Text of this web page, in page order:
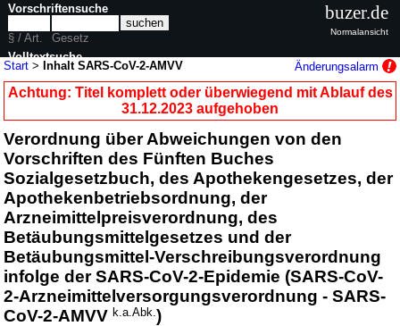
Start >Inhalt SARS-CoV-2-AMVV Änderungsalarm
Achtung: Titel komplett oder überwiegend mit Ablauf des
31.12.2023 aufgehoben
Verordnung über Abweichungen von den
Vorschriften des Fünften Buches
Sozialgesetzbuch, des Apothekengesetzes, der
Apothekenbetriebsordnung, der
Arzneimittelpreisverordnung, des
Betäubungsmittelgesetzes und der
Betäubungsmittel-Verschreibungsverordnung
infolge der SARS-CoV-2-Epidemie (SARS-CoV-
2-Arzneimittelversorgungsverordnung - SARS-
CoV-2-AMVVk.a.Abk.)
Vorschriftensuche
§ / Art.
Gesetz
Volltextsuche
nur in SARS-CoV-2-AMVV
buzer.de
Normalansicht